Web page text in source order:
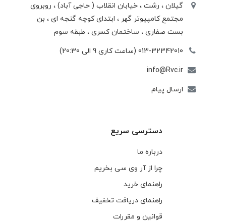
گیلان ، رشت ، خيابان انقلاب ( حاجی آباد) ، روبروی
مجتمع كامپيوتر گهر ، ابتدای كوچه گنجه ای ، بن
بست صفاری ، ساختمان كسری ، طبقه سوم
013-32342010 (ساعت کاری 9 الی 20:30)
info@Rvc.ir
ارسال پیام
دسترسی سریع
درباره ما
چرا از آر وی سی بخریم
راهنمای خرید
راهنمای دریافت تخفیف
قوانین و مقررات